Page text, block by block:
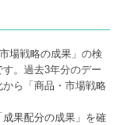
場戦略の成果」の検
。過去3年分のデー
ら「商品・市場戦略
果配分の成果」を確